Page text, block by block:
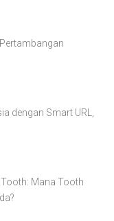
dengan Smart URL,
Mana Tooth